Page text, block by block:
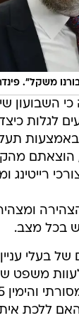
משקל".
השבועון
לגלות
הוצאתם
רייטינג
בכל מצב.
של בעלי
משפט
ללכת